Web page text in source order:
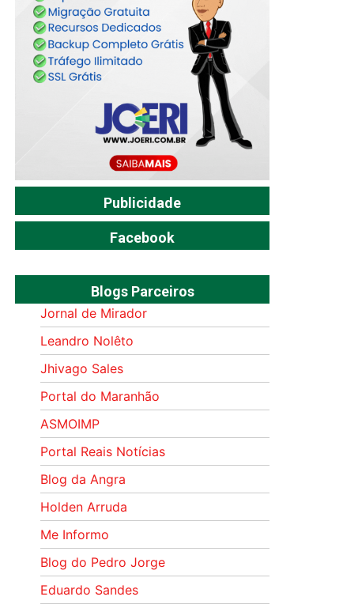
Publicidade
Facebook
Blogs Parceiros
Jornal de Mirador
Leandro Nolêto
Jhivago Sales
Portal do Maranhão
ASMOIMP
Portal Reais Notí­cias
Blog da Angra
Holden Arruda
Me Informo
Blog do Pedro Jorge
Eduardo Sandes